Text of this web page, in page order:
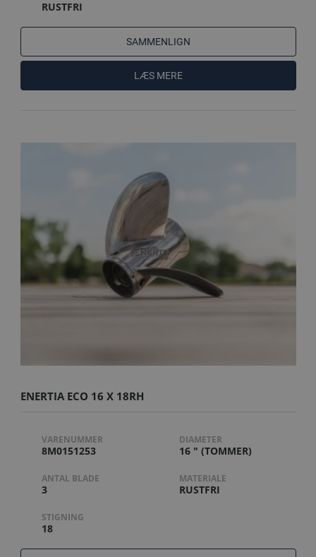
RUSTFRI
SAMMENLIGN
LÆS MERE
ENERTIA ECO 16 X 18RH
VARENUMMER
8M0151253
DIAMETER
16 " (TOMMER)
ANTAL BLADE
3
MATERIALE
RUSTFRI
STIGNING
18